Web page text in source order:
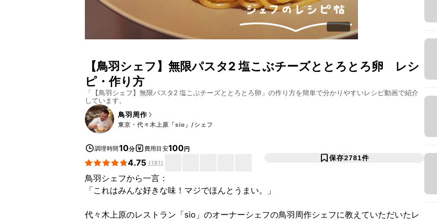
【鳥羽シェフ】無限パスタ2 塩こぶチーズととろとろ卵 レシ
ピ・作り方
「 【鳥羽シェフ】無限パスタ2 塩こぶチーズととろとろ卵 」の作り方を簡単で分かりやすいレシピ動画で紹介
しています。
鳥羽周作
東京・代々木上原「sio」/シェフ
調理時間10分 費用目安100円
4.75 (181)
保存2781件
鳥羽シェフから一言：
「これはみんな好きな味！マジでほんとうまい。」
代々木上原のレストラン「sio」のオーナーシェフの鳥羽周作シェフに教えていただいたレ